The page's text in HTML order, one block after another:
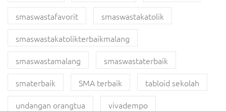
smaswastafavorit
smaswastakatolik
smaswastakatolikterbaikmalang
smaswastamalang
smaswastaterbaik
smaterbaik
SMA terbaik
tabloid sekolah
undangan orangtua
vivadempo